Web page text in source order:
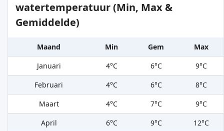
watertemperatuur (Min, Max &
Gemiddelde)
Maand Min Gem
Max
Januari
4°C 6°C
9°C
Februari
4°C 6°C
8°C
Maart
4°C 7°C
9°C
April
6°C 9°C
12°C